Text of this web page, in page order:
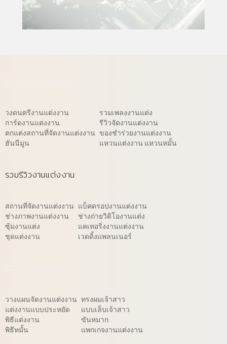
วงดนตรีงานแต่งงาน
การ์ดงานแต่งงาน
ตกแต่งสถานที่จัดงานแต่งงาน
ฮันนีมูน
รวมเพลงงานแต่ง
รีวิวจัดงานแต่งงาน
ของชำร่วยงานแต่งงาน
แหวนแต่งงาน แหวนหมั้น
รวมรีวิวงานแต่งงาน
สถานที่จัดงานแต่งงาน
ช่างภาพงานแต่งงาน
ซุ้มงานแต่ง
ชุดแต่งงาน
แบ็คดรอปงานแต่งงาน
ช่างถ่ายวิดิโองานแต่ง
แคเทอริ่งงานแต่งงาน
เวดดิ้งแพลนเนอร์
วางแผนจัดงานแต่งงาน
แต่งงานแบบประหยัด
พิธีแต่งงาน
พิธีหมั้น
ทรงผมเจ้าสาว
แบบเล็บเจ้าสาว
ขันหมาก
แพกเกจงานแต่งงาน